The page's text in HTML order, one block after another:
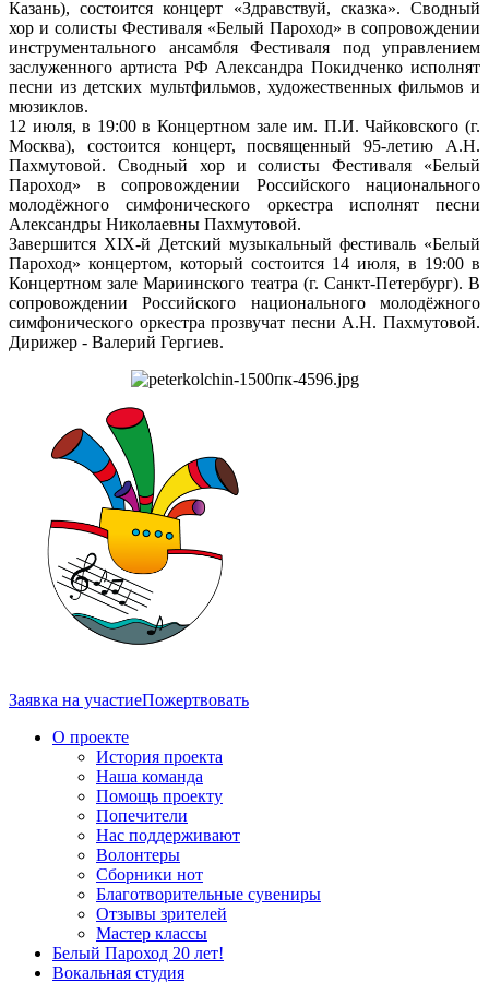
Казань), состоится концерт «Здравствуй, сказка». Сводный
хор и солисты Фестиваля «Белый Пароход» в сопровождении
инструментального ансамбля Фестиваля под управлением
заслуженного артиста РФ Александра Покидченко исполнят
песни из детских мультфильмов, художественных фильмов и
мюзиклов.
12 июля, в 19:00 в Концертном зале им. П.И. Чайковского (г.
Москва), состоится концерт, посвященный 95-летию А.Н.
Пахмутовой. Сводный хор и солисты Фестиваля «Белый
Пароход» в сопровождении Российского национального
молодёжного симфонического оркестра исполнят песни
Александры Николаевны Пахмутовой.
Завершится XIХ-й Детский музыкальный фестиваль «Белый
Пароход» концертом, который состоится 14 июля, в 19:00 в
Концертном зале Мариинского театра (г. Санкт-Петербург). В
сопровождении Российского национального молодёжного
симфонического оркестра прозвучат песни А.Н. Пахмутовой.
Дирижер - Валерий Гергиев.
Заявка на участиеПожертвовать
О проекте
История проекта
Наша команда
Помощь проекту
Попечители
Нас поддерживают
Волонтеры
Сборники нот
Благотворительные сувениры
Отзывы зрителей
Мастер классы
Белый Пароход 20 лет!
Вокальная студия